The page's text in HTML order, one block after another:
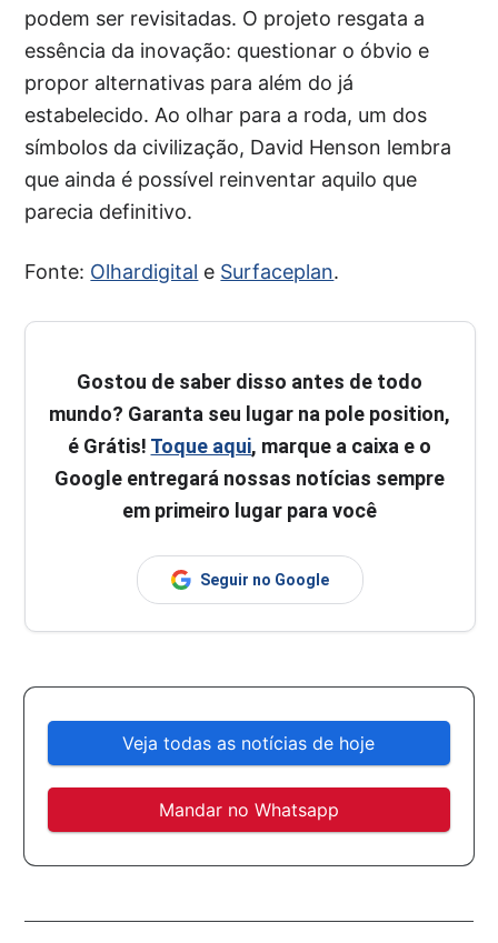
podem ser revisitadas. O projeto resgata a
essência da inovação: questionar o óbvio e
propor alternativas para além do já
estabelecido. Ao olhar para a roda, um dos
símbolos da civilização, David Henson lembra
que ainda é possível reinventar aquilo que
parecia definitivo.
Fonte: Olhardigital e Surfaceplan.
Gostou de saber disso antes de todo
mundo? Garanta seu lugar na pole position,
é Grátis! Toque aqui, marque a caixa e o
Google entregará nossas notícias sempre
em primeiro lugar para você
Seguir no Google
Veja todas as notícias de hoje
Mandar no Whatsapp